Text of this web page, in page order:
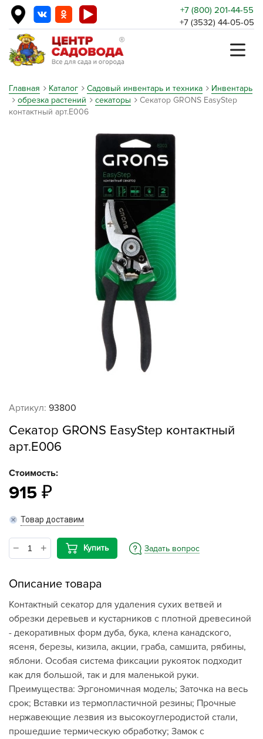
+7 (800) 201-44-55
+7 (3532) 44-05-05
Главная Каталог Садовый инвентарь и техника
Инвентарь
обрезка растений
секаторы
Секатор GRONS EasyStep
контактный арт.Е006
Артикул: 93800
Секатор GRONS EasyStep контактный
арт.Е006
Стоимость:
915
Товар доставим
Купить Задать вопрос
Описание товара
Контактный секатор для удаления сухих ветвей и
обрезки деревьев и кустарников с плотной древесиной
- декоративных форм дуба, бука, клена канадского,
ясеня, березы, кизила, акции, граба, самшита, рябины,
яблони. Особая система фиксации рукояток подходит
как для большой, так и для маленькой руки.
Преимущества: Эргономичная модель; Заточка на весь
срок; Вставки из термопластичной резины; Прочные
нержавеющие лезвия из высокоуглеродистой стали,
прошедшие термическую обработку; Замок с